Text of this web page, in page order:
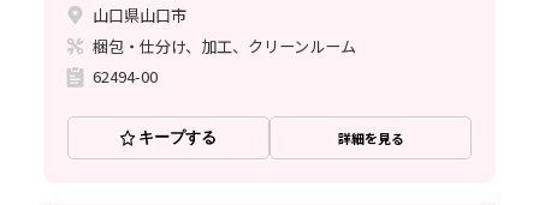
山口県山口市
梱包・仕分け、加工、クリーンルーム
62494-00
キープする 詳細を見る